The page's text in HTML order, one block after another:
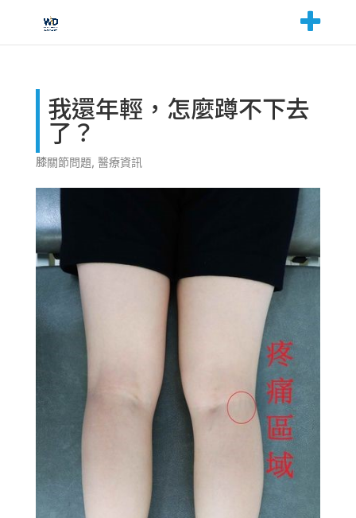
我還年輕，怎麼蹲不下去
了？
膝關節問題, 醫療資訊